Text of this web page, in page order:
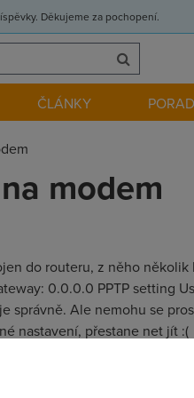
Děkujeme za pochopení.
ČLÁNKY
modem
do routeru, z něho několik
0.0.0.0 PPTP setting
správně. Ale nemohu se
nastavení, přestane net jít :(